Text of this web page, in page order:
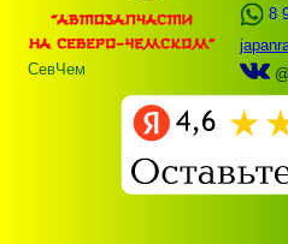
СевЧем
8